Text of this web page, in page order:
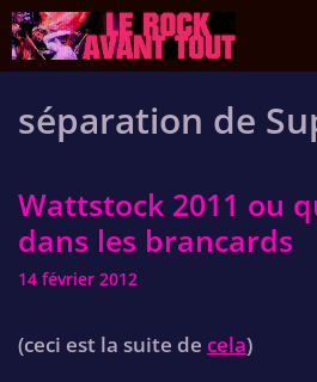
Skip
to
content
séparation de
Wattstock 2011 ou
dans les brancards
14 février 2012
(ceci est la suite de cela)